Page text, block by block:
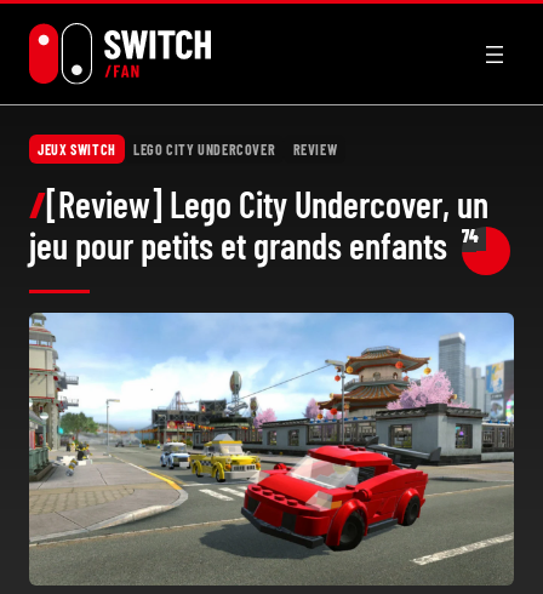
contenu
JEUX SWITCH LEGO CITY UNDERCOVER REVIEW
[Review] Lego City Undercover, un
jeu pour petits et grands enfants